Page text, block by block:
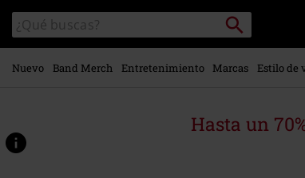
contenido
principal
Buscar
en
el
catálogo
Buscar
Nuevo Band Merch Entretenimiento Marcas Estilo de
Hasta un